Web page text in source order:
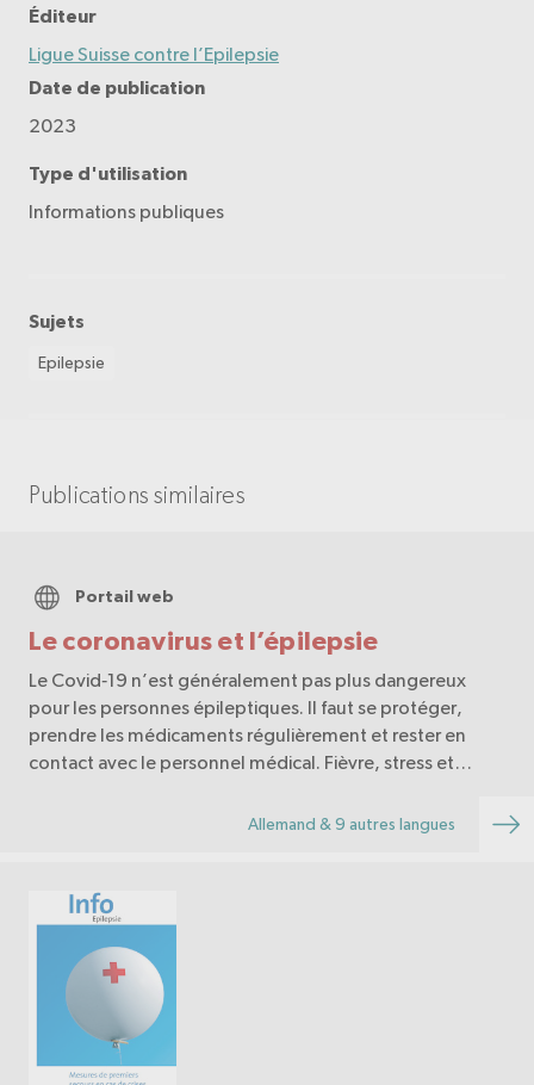
Éditeur
Ligue Suisse contre l’Epilepsie
Date de publication
2023
Type d'utilisation
Informations publiques
Sujets
Epilepsie
Publications similaires
Le coronavirus et l’épilepsie
Portail web
Le Covid‑19 n’est généralement pas plus dangereux
pour les personnes épileptiques. Il faut se protéger,
prendre les médicaments régulièrement et rester en
contact avec le personnel médical. Fièvre, stress et
Allemand & 9 autres langues